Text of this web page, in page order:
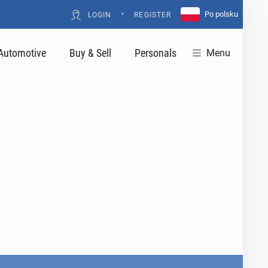
LOGIN • REGISTER Po polsku
Buy & Sell Personals Menu